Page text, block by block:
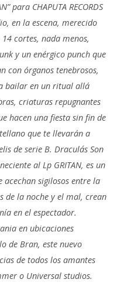
para CHAPUTA RECORDS
en la escena, merecido
cortes, nada menos,
y un enérgico punch que
con órganos tenebrosos,
bailar en un ritual allá
criaturas repugnantes
hacen una fiesta sin fin de
que te llevarán a
de serie B. Dracula´s Son
al Lp GRITAN, es un
acechan sigilosos entre la
de la noche y el mal, crean
en el espectador.
en ubicaciones
de Bran, este nuevo
de todos los amantes
o Universal studios.